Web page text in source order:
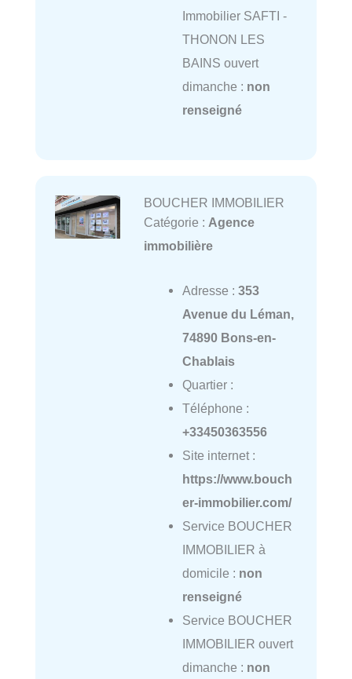
Immobilier SAFTI -
THONON LES
BAINS ouvert
dimanche : non
renseigné
BOUCHER IMMOBILIER
Catégorie : Agence
immobilière
Adresse : 353
Avenue du Léman,
74890 Bons-en-
Chablais
Quartier :
Téléphone :
+33450363556
Site internet :
https://www.bouch
er-immobilier.com/
Service BOUCHER
IMMOBILIER à
domicile : non
renseigné
Service BOUCHER
IMMOBILIER ouvert
dimanche : non